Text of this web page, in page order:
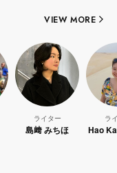
VIEW MORE
島﨑 みちほ Hao